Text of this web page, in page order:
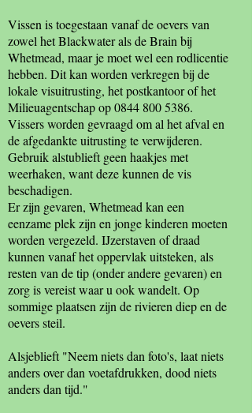
Vissen is toegestaan ​​vanaf de oevers van
zowel het Blackwater als de Brain bij
Whetmead, maar je moet wel een rodlicentie
hebben. Dit kan worden verkregen bij de
lokale visuitrusting, het postkantoor of het
Milieuagentschap op 0844 800 5386.
Vissers worden gevraagd om al het afval en
de afgedankte uitrusting te verwijderen.
Gebruik alstublieft geen haakjes met
weerhaken, want deze kunnen de vis
beschadigen.
Er zijn gevaren, Whetmead kan een
eenzame plek zijn en jonge kinderen moeten
worden vergezeld. IJzerstaven of draad
kunnen vanaf het oppervlak uitsteken, als
resten van de tip (onder andere gevaren) en
zorg is vereist waar u ook wandelt. Op
sommige plaatsen zijn de rivieren diep en de
oevers steil.
Alsjeblieft "Neem niets dan foto's, laat niets
anders over dan voetafdrukken, dood niets
anders dan tijd."